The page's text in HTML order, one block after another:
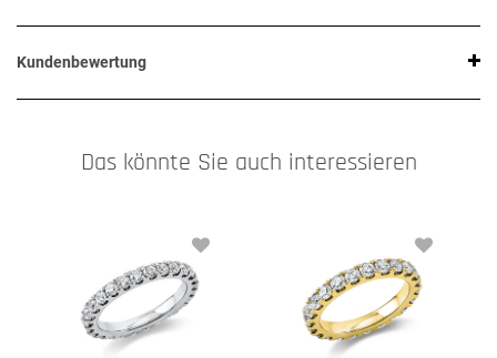
Kundenbewertung
Das könnte Sie auch interessieren